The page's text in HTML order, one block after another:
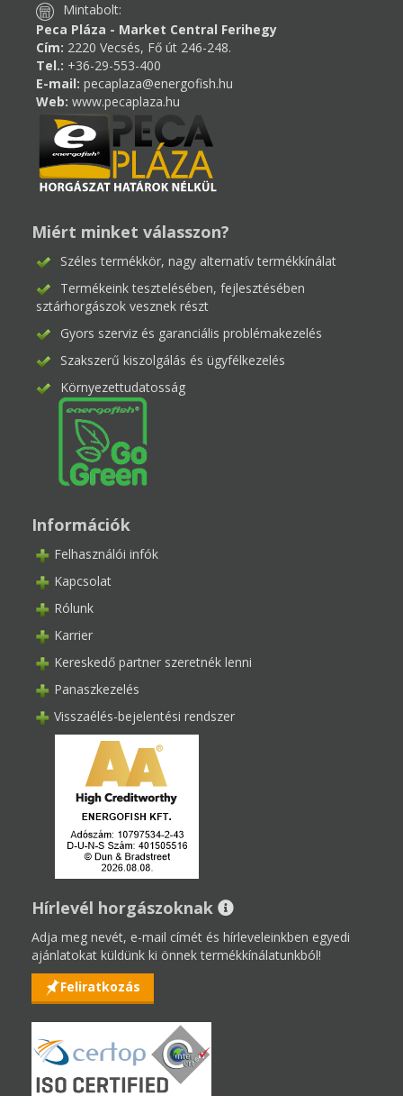
Mintabolt:
Peca Pláza - Market Central Ferihegy
Cím: 2220 Vecsés, Fő út 246-248.
Tel.: +36-29-553-400
E-mail: pecaplaza@energofish.hu
Web: www.pecaplaza.hu
Miért minket válasszon?
Széles termékkör, nagy alternatív termékkínálat
Termékeink tesztelésében, fejlesztésében
sztárhorgászok vesznek részt
Gyors szerviz és garanciális problémakezelés
Szakszerű kiszolgálás és ügyfélkezelés
Környezettudatosság
Információk
Felhasználói infók
Kapcsolat
Rólunk
Karrier
Kereskedő partner szeretnék lenni
Panaszkezelés
Visszaélés-bejelentési rendszer
Hírlevél horgászoknak
Adja meg nevét, e-mail címét és hírleveleinkben egyedi
ajánlatokat küldünk ki önnek termékkínálatunkból!
Feliratkozás